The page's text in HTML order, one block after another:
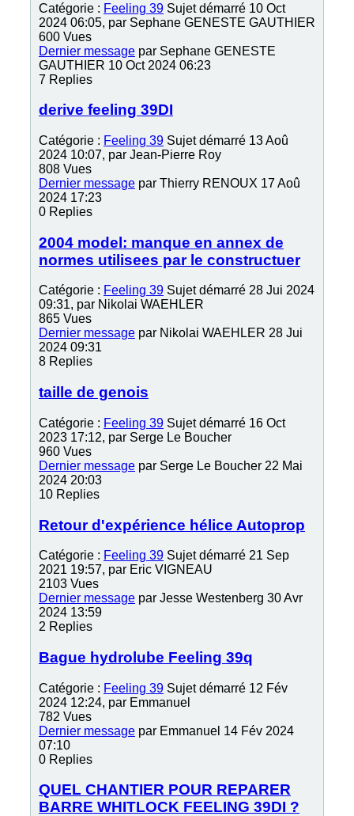
Catégorie : Feeling 39 Sujet démarré 10 Oct
2024 06:05, par Sephane GENESTE GAUTHIER
600 Vues
Dernier message par Sephane GENESTE
GAUTHIER 10 Oct 2024 06:23
7 Replies
derive feeling 39DI
Catégorie : Feeling 39 Sujet démarré 13 Aoû
2024 10:07, par Jean-Pierre Roy
808 Vues
Dernier message par Thierry RENOUX 17 Aoû
2024 17:23
0 Replies
2004 model: manque en annex de
normes utilisees par le constructuer
Catégorie : Feeling 39 Sujet démarré 28 Jui 2024
09:31, par Nikolai WAEHLER
865 Vues
Dernier message par Nikolai WAEHLER 28 Jui
2024 09:31
8 Replies
taille de genois
Catégorie : Feeling 39 Sujet démarré 16 Oct
2023 17:12, par Serge Le Boucher
960 Vues
Dernier message par Serge Le Boucher 22 Mai
2024 20:03
10 Replies
Retour d'expérience hélice Autoprop
Catégorie : Feeling 39 Sujet démarré 21 Sep
2021 19:57, par Eric VIGNEAU
2103 Vues
Dernier message par Jesse Westenberg 30 Avr
2024 13:59
2 Replies
Bague hydrolube Feeling 39q
Catégorie : Feeling 39 Sujet démarré 12 Fév
2024 12:24, par Emmanuel
782 Vues
Dernier message par Emmanuel 14 Fév 2024
07:10
0 Replies
QUEL CHANTIER POUR REPARER
BARRE WHITLOCK FEELING 39DI ?